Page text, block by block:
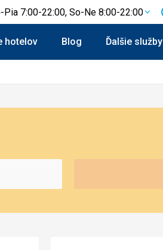
Pia 7:00-22:00, So-Ne 8:00-22:00
hotelov Blog Ďalšie služby